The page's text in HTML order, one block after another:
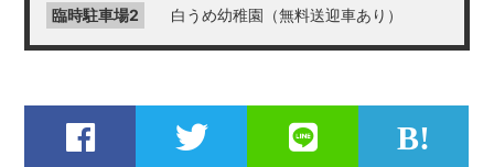
臨時駐車場2
白うめ幼稚園（無料送迎車あり）